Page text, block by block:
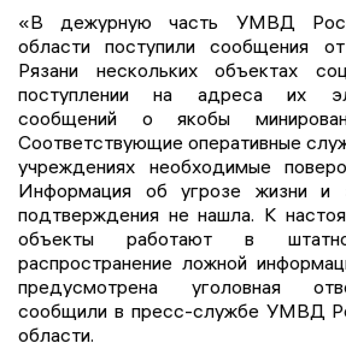
«В дежурную часть УМВД
области поступили сообщения
Рязани нескольких объектах
поступлении на адреса их
сообщений о якобы
Соответствующие оперативные
учреждениях необходимые
Информация об угрозе жизни и
подтверждения не нашла. К
объекты работают в
распространение ложной
предусмотрена уголовная
сообщили в пресс-службе УМВД
области.